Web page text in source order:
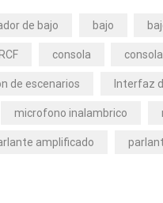
de bajo bajo
consola
de escenarios Interfaz
microfono inalambrico
amplificado